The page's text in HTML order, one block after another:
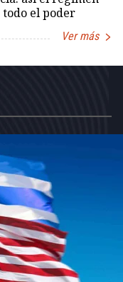
el poder
Ver más